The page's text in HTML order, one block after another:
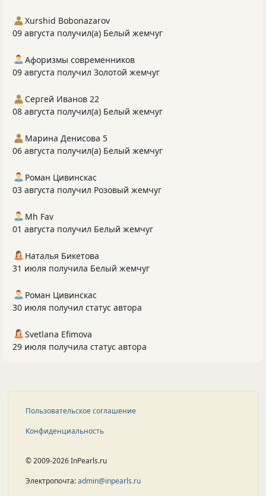
Xurshid Bobonazarov
09 августа получил(а) Белый жемчуг
Афоризмы современников
09 августа получил Золотой жемчуг
Сергей Иванов 22
08 августа получил(а) Белый жемчуг
Марина Денисова 5
06 августа получил(а) Белый жемчуг
Роман Цивинскас
03 августа получил Розовый жемчуг
Mh Fav
01 августа получил Белый жемчуг
Наталья Бикетова
31 июля получила Белый жемчуг
Роман Цивинскас
30 июля получил статус автора
Svetlana Efimova
29 июля получила статус автора
Пользовательское соглашение
Конфиденциальность
© 2009-2026 InPearls.ru
Электропочта:admin@inpearls.ru